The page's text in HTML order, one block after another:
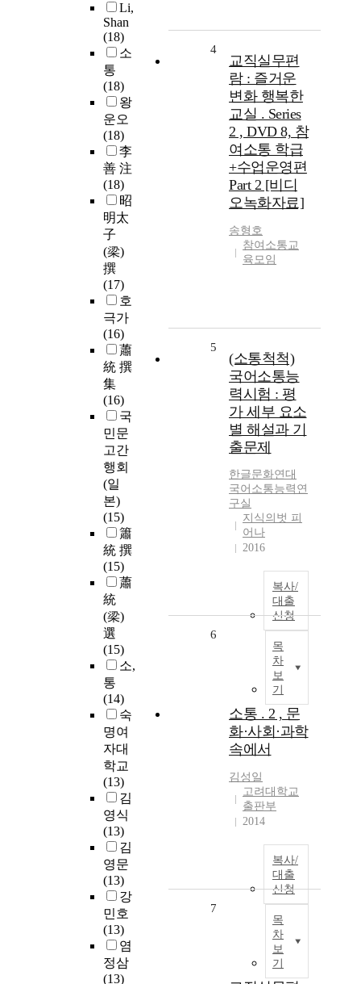
Li,
Shan
(18)
소
통
(18)
왕
운오
(18)
李
善 注
(18)
昭
明太
子
(梁)
撰
(17)
호
극가
(16)
蕭
統 撰
集
(16)
국
민문
고간
행회
(일
본)
(15)
簫
統 撰
(15)
蕭
統
(梁)
選
(15)
소,
통
(14)
숙
명여
자대
학교
(13)
김
영식
(13)
김
영문
(13)
강
민호
(13)
염
정삼
(13)
4
교직실무편
람 : 즐거운
변화 행복한
교실 . Series
2 , DVD 8, 참
여소통 학급
+수업운영편
Part 2 [비디
오녹화자료]
송형호
참여소통교
육모임
5
(소통척척)
국어소통능
력시험 : 평
가 세부 요소
별 해설과 기
출문제
한글문화연대
국어 소통능력연
구실
지식의벗 피
어나
2016
복사/
대출
신청
목
차
보
기
6
소통 . 2 , 문
화·사회·과학
속에서
김성일
고려대학교
출판부
2014
복사/
대출
신청
목
차
보
기
7